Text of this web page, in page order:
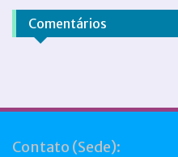
Comentários
Contato (Sede):